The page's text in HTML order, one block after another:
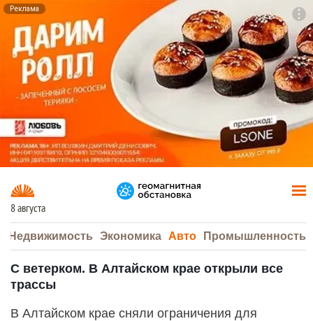
Реклама
8 августа
Недвижимость Экономика Авто Промышленность
С ветерком. В Алтайском крае открыли все
трассы
В Алтайском крае сняли ограничения для